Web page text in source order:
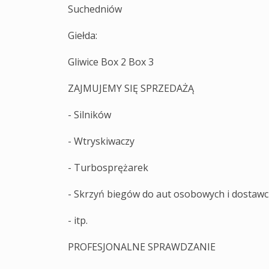
Suchedniów
Giełda:
Gliwice Box 2 Box 3
ZAJMUJEMY SIĘ SPRZEDAŻĄ
- Silników
- Wtryskiwaczy
- Turbosprężarek
- Skrzyń biegów do aut osobowych i
- itp.
PROFESJONALNE SPRAWDZANIE